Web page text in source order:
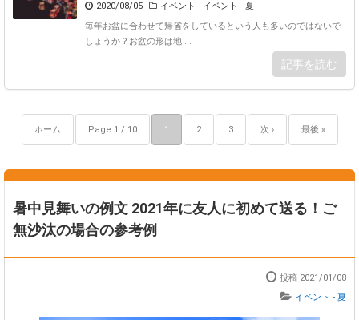
2020/08/05 イベント - イベント - 夏
毎年お盆に合わせて帰省をしているという人も多いのではないで
しょうか？お盆の形は地 ...
記事を読む
ホーム Page 1 / 10 1 2 3 次 › 最後 »
暑中見舞いの例文 2021年に友人に初めて送る！ご
無沙汰の場合の参考例
投稿 2021/01/08
イベント - 夏